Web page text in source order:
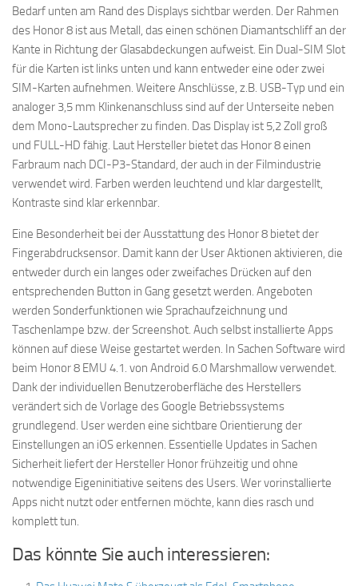
Bedarf unten am Rand des Displays sichtbar werden. Der Rahmen
des Honor 8 ist aus Metall, das einen schönen Diamantschliff an der
Kante in Richtung der Glasabdeckungen aufweist. Ein Dual-SIM Slot
für die Karten ist links unten und kann entweder eine oder zwei
SIM-Karten aufnehmen. Weitere Anschlüsse, z.B. USB-Typ und ein
analoger 3,5 mm Klinkenanschluss sind auf der Unterseite neben
dem Mono-Lautsprecher zu finden. Das Display ist 5,2 Zoll groß
und FULL-HD fähig. Laut Hersteller bietet das Honor 8 einen
Farbraum nach DCI-P3-Standard, der auch in der Filmindustrie
verwendet wird. Farben werden leuchtend und klar dargestellt,
Kontraste sind klar erkennbar.
Eine Besonderheit bei der Ausstattung des Honor 8 bietet der
Fingerabdrucksensor. Damit kann der User Aktionen aktivieren, die
entweder durch ein langes oder zweifaches Drücken auf den
entsprechenden Button in Gang gesetzt werden. Angeboten
werden Sonderfunktionen wie Sprachaufzeichnung und
Taschenlampe bzw. der Screenshot. Auch selbst installierte Apps
können auf diese Weise gestartet werden. In Sachen Software wird
beim Honor 8 EMU 4.1. von Android 6.0 Marshmallow verwendet.
Dank der individuellen Benutzeroberfläche des Herstellers
verändert sich de Vorlage des Google Betriebssystems
grundlegend. User werden eine sichtbare Orientierung der
Einstellungen an iOS erkennen. Essentielle Updates in Sachen
Sicherheit liefert der Hersteller Honor frühzeitig und ohne
notwendige Eigeninitiative seitens des Users. Wer vorinstallierte
Apps nicht nutzt oder entfernen möchte, kann dies rasch und
komplett tun.
Das könnte Sie auch interessieren: